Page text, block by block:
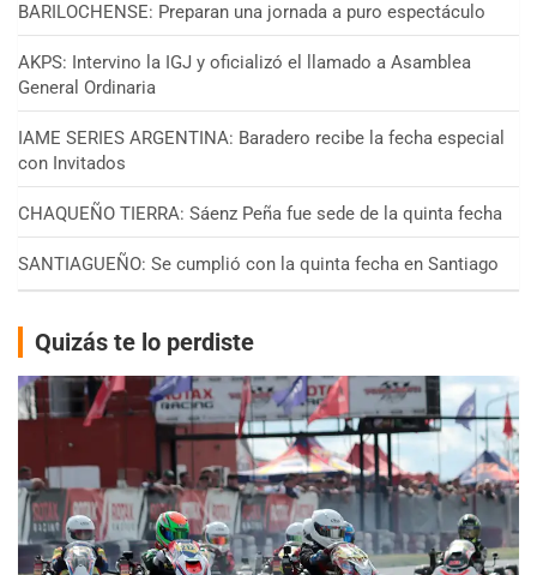
BARILOCHENSE: Preparan una jornada a puro espectáculo
AKPS: Intervino la IGJ y oficializó el llamado a Asamblea
General Ordinaria
IAME SERIES ARGENTINA: Baradero recibe la fecha especial
con Invitados
CHAQUEÑO TIERRA: Sáenz Peña fue sede de la quinta fecha
SANTIAGUEÑO: Se cumplió con la quinta fecha en Santiago
Quizás te lo perdiste